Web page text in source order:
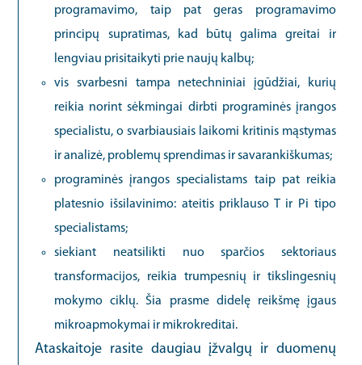
programavimo, taip pat geras programavimo
principų supratimas, kad būtų galima greitai ir
lengviau prisitaikyti prie naujų kalbų;
vis svarbesni tampa netechniniai įgūdžiai, kurių
reikia norint sėkmingai dirbti programinės įrangos
specialistu, o svarbiausiais laikomi kritinis mąstymas
ir analizė, problemų sprendimas ir savarankiškumas;
programinės įrangos specialistams taip pat reikia
platesnio išsilavinimo: ateitis priklauso T ir Pi tipo
specialistams;
siekiant neatsilikti nuo sparčios sektoriaus
transformacijos, reikia trumpesnių ir tikslingesnių
mokymo ciklų. Šia prasme didelę reikšmę įgaus
mikroapmokymai ir mikrokreditai.
Ataskaitoje rasite daugiau įžvalgų ir duomenų